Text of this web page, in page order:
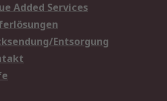
Added Services
Entsorgung